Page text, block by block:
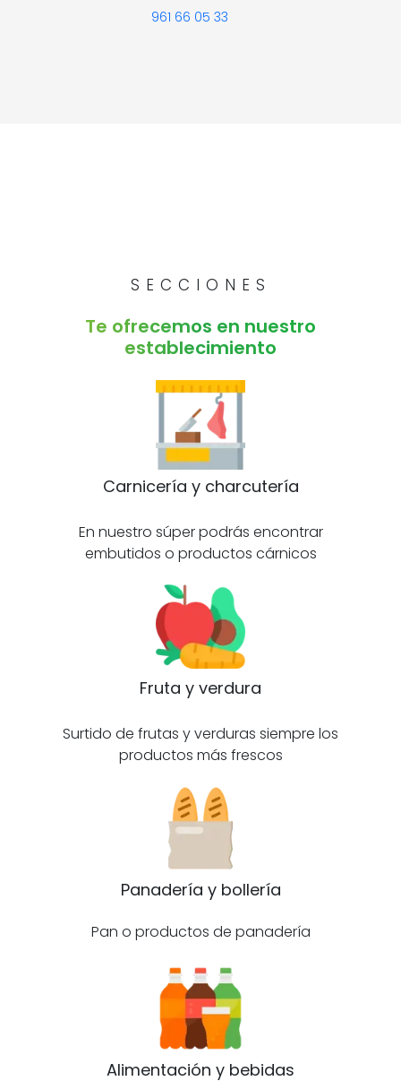
961 66 05 33
SECCIONES
Te ofrecemos en nuestro
establecimiento
Carnicería y charcutería
En nuestro súper podrás encontrar
embutidos o productos cárnicos
Fruta y verdura
Surtido de frutas y verduras siempre los
productos más frescos
Panadería y bollería
Pan o productos de panadería
Alimentación y bebidas